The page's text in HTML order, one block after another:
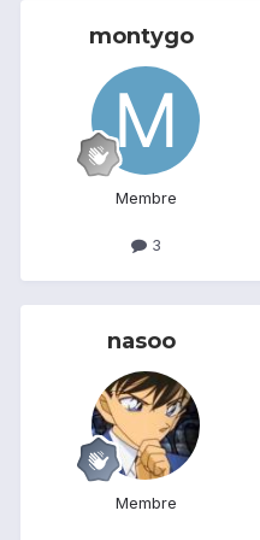
montygo
Membre
3
nasoo
Membre